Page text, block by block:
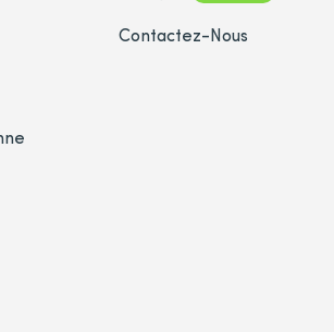
Contactez-Nous